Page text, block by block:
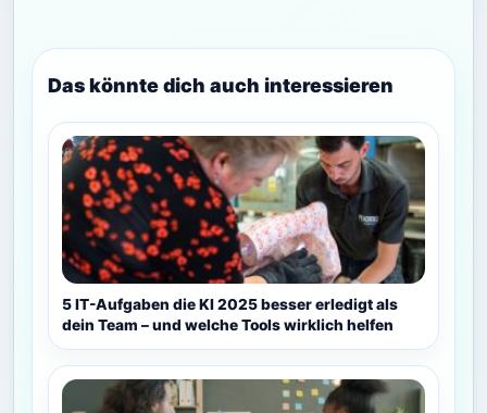
Das könnte dich auch interessieren
5 IT-Aufgaben die KI 2025 besser erledigt als
dein Team – und welche Tools wirklich helfen